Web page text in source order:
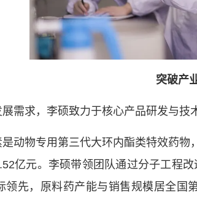
突破产
需求，李硕致力于核心产品研发与技
动物专用第三代大环内酯类特效药
亿元。李硕带领团队通过分子工程
领先，原料药产能与销售规模居全